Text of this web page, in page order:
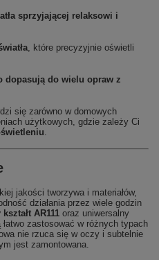
sprzyjającej relaksowi i
, które precyzyjnie oświetli
dopasują do wielu opraw z
się zarówno w domowych
użytkowych, gdzie zależy Ci
.
jakości tworzywa i materiałów,
działania przez wiele godzin
AR111 oraz uniwersalny
zastosować w różnych typach
nie rzuca się w oczy i subtelnie
jest zamontowana.